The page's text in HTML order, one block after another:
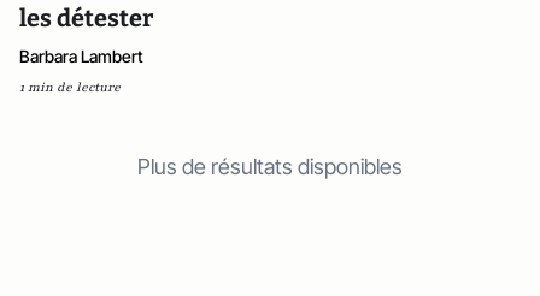
les détester
Barbara Lambert
1 min de lecture
Plus de résultats disponibles